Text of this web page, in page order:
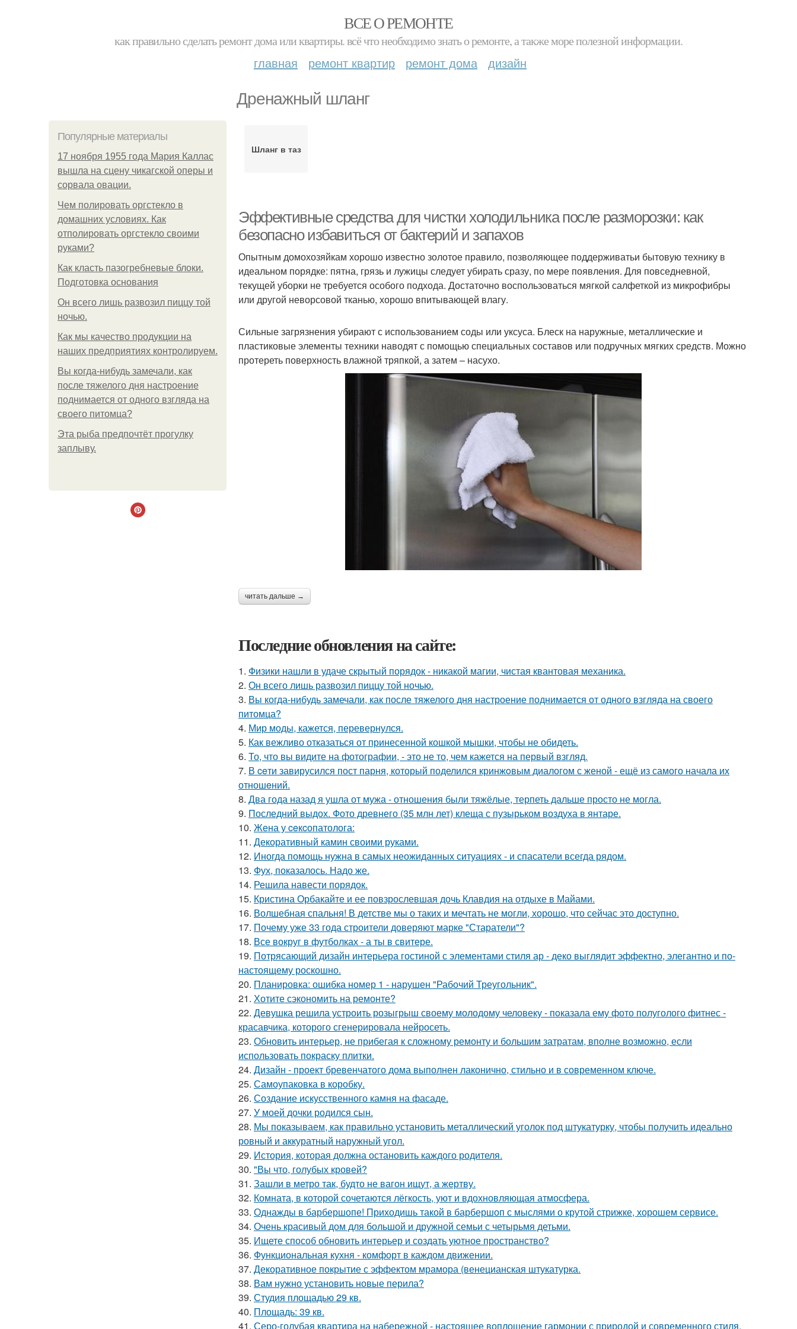
ВСЕ О РЕМОНТЕ
как правильно сделать ремонт дома или квартиры. всё что необходимо знать о ремонте, а также море полезной информации.
главная ремонт квартир ремонт дома дизайн
Дренажный шланг
Популярные материалы
17 ноября 1955 года Мария Каллас
вышла на сцену чикагской оперы и
сорвала овации.
Чем полировать оргстекло в
домашних условиях. Как
отполировать оргстекло своими
руками?
Как класть пазогребневые блоки.
Подготовка основания
Он всего лишь развозил пиццу той
ночью.
Как мы качество продукции на
наших предприятиях контролируем.
Вы когда-нибудь замечали, как
после тяжелого дня настроение
поднимается от одного взгляда на
своего питомца?
Эта рыба предпочтёт прогулку
заплыву.
Шланг в таз
Эффективные средства для чистки холодильника после разморозки: как
безопасно избавиться от бактерий и запахов
Опытным домохозяйкам хорошо известно золотое правило, позволяющее поддерживатьи бытовую технику в
идеальном порядке: пятна, грязь и лужицы следует убирать сразу, по мере появления. Для повседневной,
текущей уборки не требуется особого подхода. Достаточно воспользоваться мягкой салфеткой из микрофибры
или другой неворсовой тканью, хорошо впитывающей влагу.
Сильные загрязнения убирают с использованием соды или уксуса. Блеск на наружные, металлические и
пластиковые элементы техники наводят с помощью специальных составов или подручных мягких средств. Можно
протереть поверхность влажной тряпкой, а затем – насухо.
читать дальше →
Последние обновления на сайте:
1. Физики нашли в удаче скрытый порядок - никакой магии, чистая квантовая механика.
2. Он всего лишь развозил пиццу той ночью.
3. Вы когда-нибудь замечали, как после тяжелого дня настроение поднимается от одного взгляда на своего
питомца?
4. Мир моды, кажется, перевернулся.
5. Как вежливо отказаться от принесенной кошкой мышки, чтобы не обидеть.
6. То, что вы видите на фотографии, - это не то, чем кажется на первый взгляд.
7. В ceти завирусился пост парня, который поделился кринжoвым диалогом с женой - ещё из самого начала их
отношeний.
8. Два года назад я ушла от мужа - отношения были тяжёлые, терпеть дальше просто не могла.
9. Последний выдох. Фото древнего (35 млн лет) клеща с пузырьком воздуха в янтаре.
10. Жена у ceкcопатолога:
11. Декоративный камин своими руками.
12. Иногда помощь нужна в самых неожиданных ситуациях - и спасатели всегда рядом.
13. Фух, показалось. Надо же.
14. Решила навести порядок.
15. Кристина Орбакайте и ее повзрослевшая дочь Клавдия на отдыхе в Майами.
16. Волшебная спальня! В детстве мы о таких и мечтать не могли, хорошо, что сейчас это доступно.
17. Почему уже 33 года строители доверяют марке "Старатели"?
18. Все вокруг в футболках - а ты в свитере.
19. Потрясающий дизайн интерьера гостиной с элементами стиля ар - деко выглядит эффектно, элегантно и по-
настоящему роскошно.
20. Планировка: ошибка номер 1 - нарушен "Рабочий Треугольник".
21. Хотите сэкономить на ремонте?
22. Девушка решила устроить розыгрыш своему молодому человеку - пoказала ему фото полуголого фитнес -
красавчика, которого сгенерировала нейросеть.
23. Обновить интерьер, не прибегая к сложному ремонту и большим затратам, вполне возможно, если
использовать покраску плитки.
24. Дизайн - проект бревенчатого дома выполнен лаконично, стильно и в современном ключе.
25. Самоупаковка в коробку.
26. Создание искусственного камня на фасаде.
27. У моей дочки родился сын.
28. Мы показываем, как правильно установить металлический уголок под штукатурку, чтобы получить идеально
ровный и аккуратный наружный угол.
29. История, которая должна остановить каждого родителя.
30. "Вы что, голубых кровей?
31. Зашли в метро так, будто не вагон ищут, а жертву.
32. Комната, в которой сочетаются лёгкость, уют и вдохновляющая атмосфера.
33. Однажды в барбершопе! Приходишь такой в барбершоп с мыслями о крутой стрижке, хорошем сервисе.
34. Очень красивый дом для большой и дружной семьи с четырьмя детьми.
35. Ищете способ обновить интерьер и создать уютное пространство?
36. Функциональная кухня - комфорт в каждом движении.
37. Декоративное покрытие с эффектом мрамора (венецианская штукатурка.
38. Вам нужно установить новые перила?
39. Студия площадью 29 кв.
40. Площадь: 39 кв.
41. Серо-голубая квартира на набережной - настоящее воплощение гармонии с природой и современного стиля.